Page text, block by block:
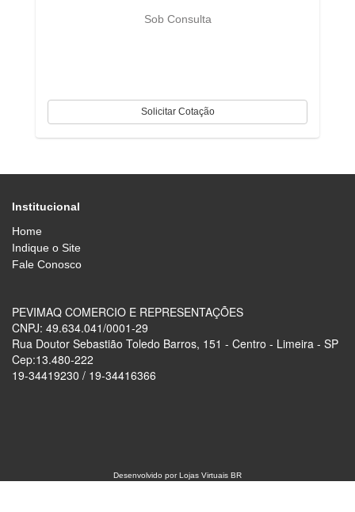
Sob Consulta
Institucional
Home
Indique o Site
Fale Conosco
PEVIMAQ COMERCIO E REPRESENTAÇÕES
CNPJ: 49.634.041/0001-29
Rua Doutor Sebastião Toledo Barros, 151 - Centro - Limeira - SP
Cep:13.480-222
19-34419230 / 19-34416366
Desenvolvido porLojas Virtuais BR